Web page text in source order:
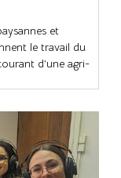
et
le travail du
d’une agri­